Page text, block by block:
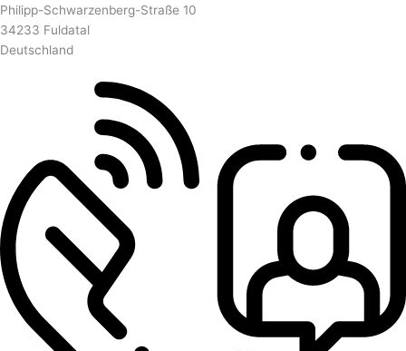
Philipp-Schwarzenberg-Straße 10
34233 Fuldatal
Deutschland